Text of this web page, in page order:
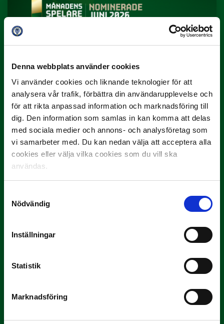
Denna webbplats använder cookies
Vi använder cookies och liknande teknologier för att
analysera vår trafik, förbättra din användarupplevelse och
för att rikta anpassad information och marknadsföring till
dig. Den information som samlas in kan komma att delas
med sociala medier och annons- och analysföretag som
vi samarbeter med. Du kan nedan välja att acceptera alla
cookies eller välja vilka cookies som du vill ska
användas.
Nödvändig
Inställningar
Statistik
Marknadsföring
Rösta på Månadens Spelare i juni
Yttrar gör…
Här är de…